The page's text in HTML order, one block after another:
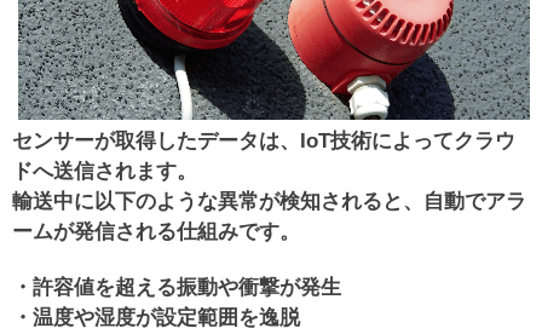
センサーが取得したデータは、IoT技術によってクラウ
ドへ送信されます。
輸送中に以下のような異常が検知されると、自動でアラ
ームが発信される仕組みです。
・許容値を超える振動や衝撃が発生
・温度や湿度が設定範囲を逸脱